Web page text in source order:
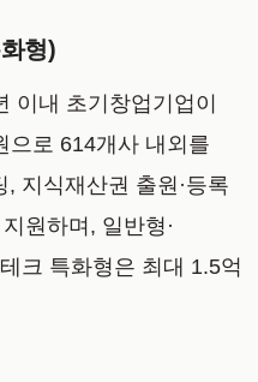
형)
이내 초기창업기업이
으로 614개사 내외를
지식재산권 출원·등록
원하며, 일반형·
크 특화형은 최대 1.5억